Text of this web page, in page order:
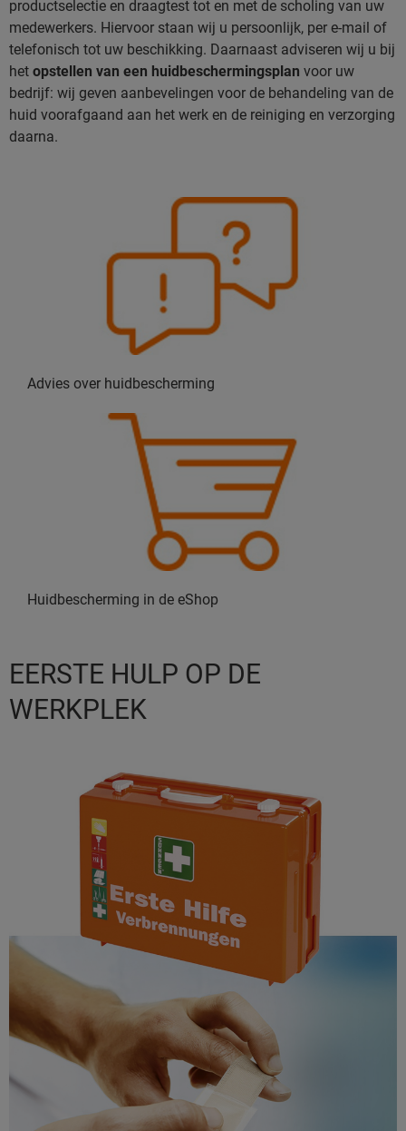
productselectie en draagtest tot en met de scholing van uw
medewerkers. Hiervoor staan wij u persoonlijk, per e-mail of
telefonisch tot uw beschikking. Daarnaast adviseren wij u bij
het opstellen van een huidbeschermingsplan voor uw
bedrijf: wij geven aanbevelingen voor de behandeling van de
huid voorafgaand aan het werk en de reiniging en verzorging
daarna.
Advies over huidbescherming
Huidbescherming in de eShop
EERSTE HULP OP DE
WERKPLEK